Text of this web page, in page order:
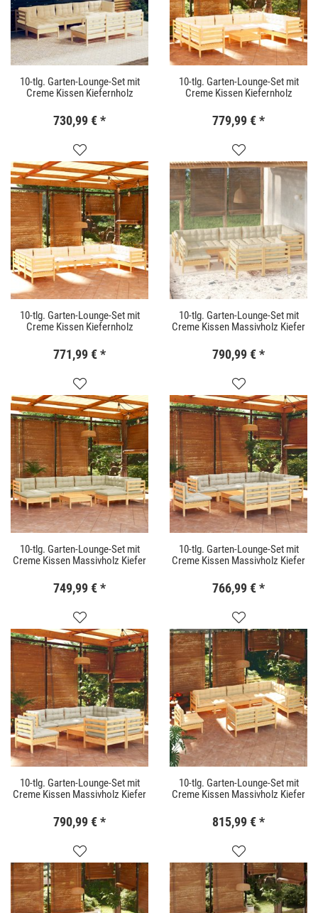
10-tlg. Garten-Lounge-Set mit
Creme Kissen Kiefernholz
730,99 €*
10-tlg. Garten-Lounge-Set mit
Creme Kissen Kiefernholz
779,99 €*
10-tlg. Garten-Lounge-Set mit
Creme Kissen Kiefernholz
771,99 €*
10-tlg. Garten-Lounge-Set mit
Creme Kissen Massivholz Kiefer
790,99 €*
10-tlg. Garten-Lounge-Set mit
Creme Kissen Massivholz Kiefer
749,99 €*
10-tlg. Garten-Lounge-Set mit
Creme Kissen Massivholz Kiefer
766,99 €*
10-tlg. Garten-Lounge-Set mit
Creme Kissen Massivholz Kiefer
790,99 €*
10-tlg. Garten-Lounge-Set mit
Creme Kissen Massivholz Kiefer
815,99 €*